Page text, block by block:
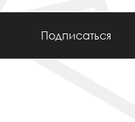
Подписаться